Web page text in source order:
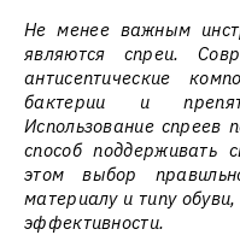
Не менее важным
являются спреи.
антисептические
бактерии и
Использование спреев
способ поддерживать
этом выбор
материалу и типу
эффективности.